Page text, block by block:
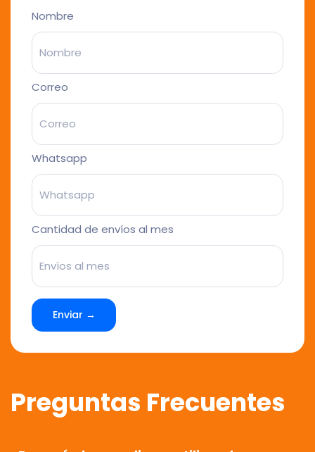
Nombre
Correo
Whatsapp
Cantidad de envíos al mes
Enviar →
Preguntas Frecuentes